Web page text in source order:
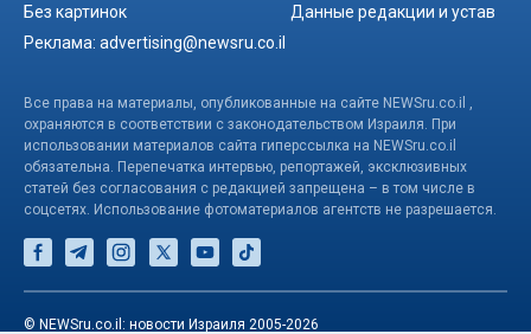
Без картинок
Данные редакции и устав
Реклама: advertising@newsru.co.il
Все права на материалы, опубликованные на сайте NEWSru.co.il ,
охраняются в соответствии с законодательством Израиля. При
использовании материалов сайта гиперссылка на NEWSru.co.il
обязательна. Перепечатка интервью, репортажей, эксклюзивных
статей без согласования с редакцией запрещена – в том числе в
соцсетях. Использование фотоматериалов агентств не разрешается.
© NEWSru.co.il: новости Израиля 2005-2026